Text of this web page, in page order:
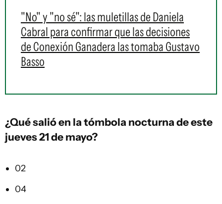
"No" y "no sé": las muletillas de Daniela
Cabral para confirmar que las decisiones
de Conexión Ganadera las tomaba Gustavo
Basso
¿Qué salió en latómbola nocturna de este
jueves 21 de mayo?
02
04